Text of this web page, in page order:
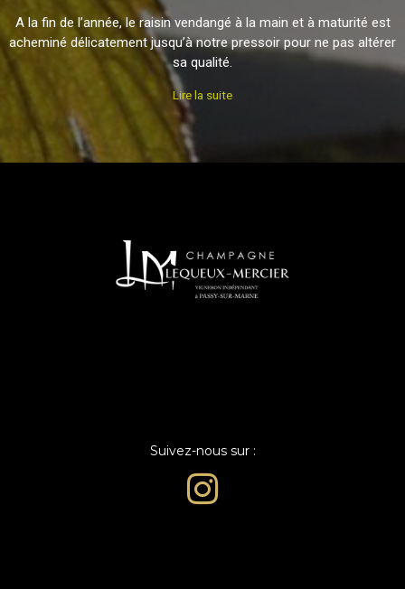
A la fin de l’année, le raisin vendangé à la main et à maturité est
acheminé délicatement jusqu’à notre pressoir pour ne pas altérer
sa qualité.
Lire la suite
Suivez-nous sur :